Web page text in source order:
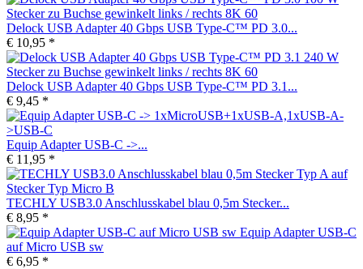
Delock USB Adapter 40 Gbps USB Type-C™ PD 3.0...
€ 10,95 *
Delock USB Adapter 40 Gbps USB Type-C™ PD 3.1...
€ 9,45 *
Equip Adapter USB-C ->...
€ 11,95 *
TECHLY USB3.0 Anschlusskabel blau 0,5m Stecker...
€ 8,95 *
Equip Adapter USB-C
auf Micro USB sw
€ 6,95 *